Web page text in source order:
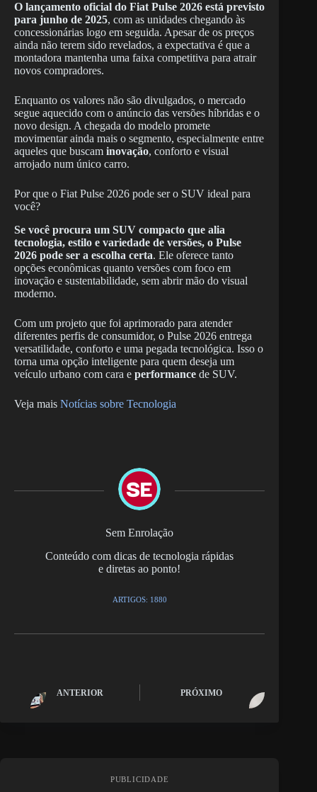
O lançamento oficial do Fiat Pulse 2026 está previsto
para junho de 2025, com as unidades chegando às
concessionárias logo em seguida. Apesar de os preços
ainda não terem sido revelados, a expectativa é que a
montadora mantenha uma faixa competitiva para atrair
novos compradores.
Enquanto os valores não são divulgados, o mercado
segue aquecido com o anúncio das versões híbridas e o
novo design. A chegada do modelo promete
movimentar ainda mais o segmento, especialmente entre
aqueles que buscam inovação, conforto e visual
arrojado num único carro.
Por que o Fiat Pulse 2026 pode ser o SUV ideal para
você?
Se você procura um SUV compacto que alia
tecnologia, estilo e variedade de versões, o Pulse
2026 pode ser a escolha certa. Ele oferece tanto
opções econômicas quanto versões com foco em
inovação e sustentabilidade, sem abrir mão do visual
moderno.
Com um projeto que foi aprimorado para atender
diferentes perfis de consumidor, o Pulse 2026 entrega
versatilidade, conforto e uma pegada tecnológica. Isso o
torna uma opção inteligente para quem deseja um
veículo urbano com cara e performance de SUV.
Veja mais Notícias sobre Tecnologia
Sem Enrolação
Conteúdo com dicas de tecnologia rápidas
e diretas ao ponto!
ARTIGOS: 1880
ANTERIOR PRÓXIMO
PUBLICIDADE